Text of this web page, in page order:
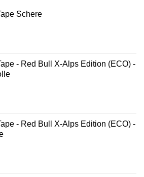
Schere
- Red Bull X-Alps Edition (ECO) -
- Red Bull X-Alps Edition (ECO) -